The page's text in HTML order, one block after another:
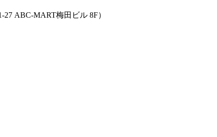
27 ABC-MART梅田ビル 8F）